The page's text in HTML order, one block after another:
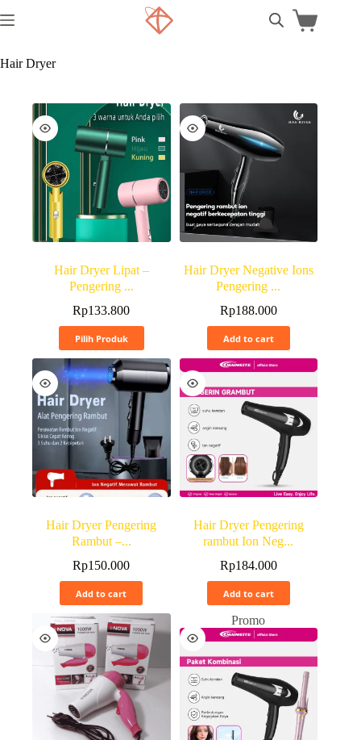
Hair Dryer
Hair Dryer Lipat –
Pengering ...
Rp133.800
Pilih Produk
Hair Dryer Negative Ions
Pengering ...
Rp188.000
Add to cart
Hair Dryer Pengering
Rambut –...
Rp150.000
Add to cart
Hair Dryer Pengering
rambut Ion Neg...
Rp184.000
Add to cart
Promo